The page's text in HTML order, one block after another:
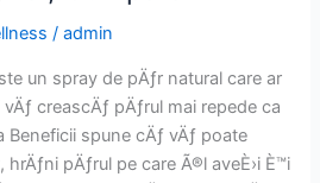
/admin
un spray de pÄƒr natural care ar
creascÄƒ pÄƒrul mai repede ca
Beneficii spune cÄƒ vÄƒ poate
pÄƒrul pe care Ã®l aveÈ›i È™i